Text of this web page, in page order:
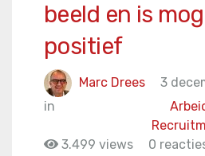
beeld en is
positief
Marc Drees
3
in
3.499 views
0